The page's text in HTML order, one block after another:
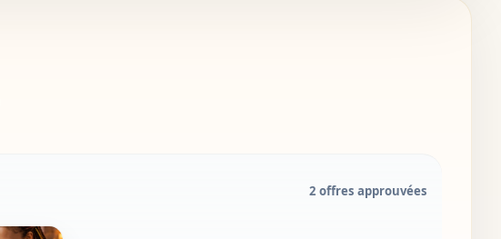
2 offres approuvées